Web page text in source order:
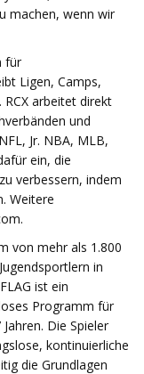
machen, wenn wir
für
Ligen, Camps,
arbeitet direkt
und
Jr. NBA, MLB,
ein, die
verbessern, indem
Weitere
von mehr als 1.800
in
ist ein
Programm für
Die Spieler
kontinuierliche
die Grundlagen